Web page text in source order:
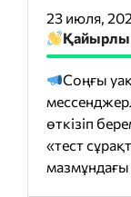
23 июля,
Қайырлы
Соңғы
өткізіп
«тест
мазмұндағы